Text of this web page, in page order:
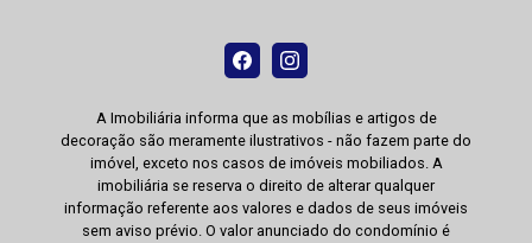
A Imobiliária informa que as mobílias e artigos de
decoração são meramente ilustrativos - não fazem parte do
imóvel, exceto nos casos de imóveis mobiliados. A
imobiliária se reserva o direito de alterar qualquer
informação referente aos valores e dados de seus imóveis
sem aviso prévio. O valor anunciado do condomínio é